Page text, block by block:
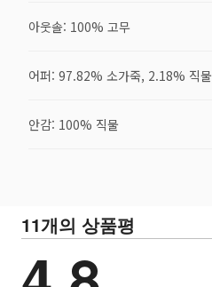
아웃솔: 100% 고무
어퍼: 97.82% 소가죽, 2.18% 직물
안감: 100% 직물
11개의 상품평